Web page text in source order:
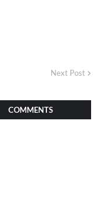
Next Post
COMMENTS